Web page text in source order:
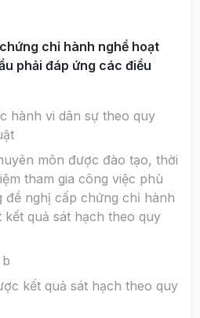
chỉ hành nghề hoạt
phải đáp ứng các điều
hành vi dân sự theo quy
môn được đào tạo, thời
tham gia công việc phù
đề nghị cấp chứng chỉ hành
kết quả sát hạch theo quy
kết quả sát hạch theo quy